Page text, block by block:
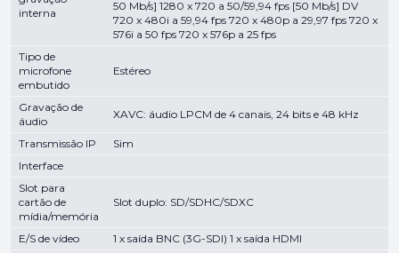
interna
50 Mb/s] 1280 x 720 a 50/59,94 fps [50 Mb/s] DV
720 x 480i a 59,94 fps 720 x 480p a 29,97 fps 720 x
576i a 50 fps 720 x 576p a 25 fps
Tipo de
microfone
embutido
Estéreo
Gravação de
áudio
XAVC: áudio LPCM de 4 canais, 24 bits e 48 kHz
Transmissão IP
Sim
Interface
Slot para
cartão de
mídia/memória
Slot duplo: SD/SDHC/SDXC
E/S de vídeo 1 x saída BNC (3G-SDI) 1 x saída HDMI